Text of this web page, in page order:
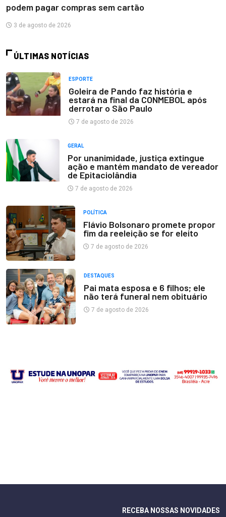
podem pagar compras sem cartão
3 de agosto de 2026
ÚLTIMAS NOTÍCIAS
ESPORTE
Goleira de Pando faz história e
estará na final da CONMEBOL após
derrotar o São Paulo
7 de agosto de 2026
GERAL
Por unanimidade, justiça extingue
ação e mantém mandato de vereador
de Epitaciolândia
7 de agosto de 2026
POLÍTICA
Flávio Bolsonaro promete propor
fim da reeleição se for eleito
7 de agosto de 2026
DESTAQUES
Pai mata esposa e 6 filhos; ele
não terá funeral nem obituário
7 de agosto de 2026
RECEBA NOSSAS NOVIDADES